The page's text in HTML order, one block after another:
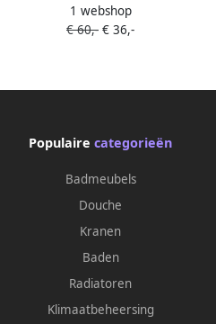
douchearm 15cm Geborsteld
Nickel
1 webshop
€ 60,- € 36,-
Populaire categorieën
Badmeubels
Douche
Kranen
Baden
Radiatoren
Klimaatbeheersing